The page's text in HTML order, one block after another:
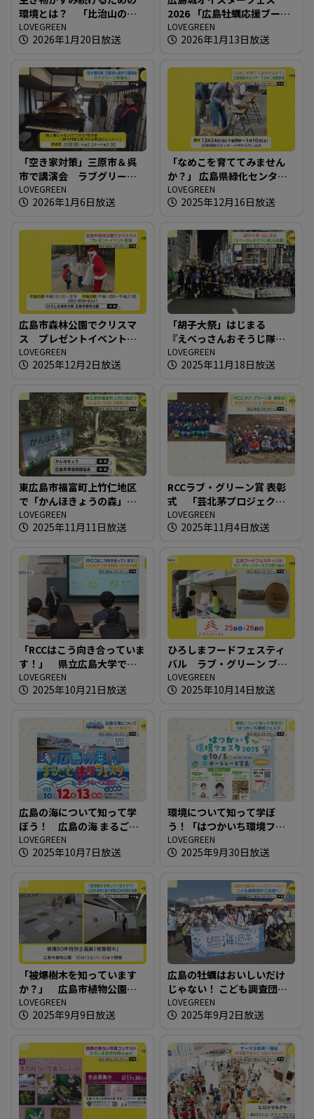
環境とは？ 「比治山の自
然たんけん！」開催
LOVEGREEN
2026年1月20日放送
2026 「広島牡蠣応援ブー
ス」が登場
LOVEGREEN
2026年1月13日放送
「空き家対策」三原市＆呉
市で講演会 ラブグリーン
特番も！
LOVEGREEN
2026年1月6日放送
「なめこを育ててみません
か？」 広島県緑化センター
でなめこ植菌教室
LOVEGREEN
2025年12月16日放送
広島市森林公園でクリスマ
ス プレゼントイベント開
催
LOVEGREEN
2025年12月2日放送
「胡子大祭」はじまる
『えべっさんおそうじ隊』
も出動！
LOVEGREEN
2025年11月18日放送
東広島市福富町上竹仁地区
で「かんほきょうの森」の
整備スタート！
LOVEGREEN
2025年11月11日放送
RCCラブ・グリーン賞 表彰
式 「芸北茅プロジェク
ト」と「別所砂留を守る
会」
LOVEGREEN
2025年11月4日放送
「RCCはこう向き合っていま
す！」 県立広島大学で企
業が環境問題への取り組み
を講義
LOVEGREEN
2025年10月21日放送
ひろしまフードフェスティ
バル ラブ・グリーン ブー
スでの取り組み
LOVEGREEN
2025年10月14日放送
広島の海について知って学
ぼう！ 広島の海 まるごと
体験フェスタ in ボートレー
ス宮島
LOVEGREEN
2025年10月7日放送
環境について知って学ぼ
う！「はつかいち環境フェ
スタ」
LOVEGREEN
2025年9月30日放送
「被爆樹木を知っています
か？」 広島市植物公園の
被爆80年特別企画展
LOVEGREEN
2025年9月9日放送
広島の牡蠣はおいしいだけ
じゃない！ こども調査団が
江田島へ！
LOVEGREEN
2025年9月2日放送